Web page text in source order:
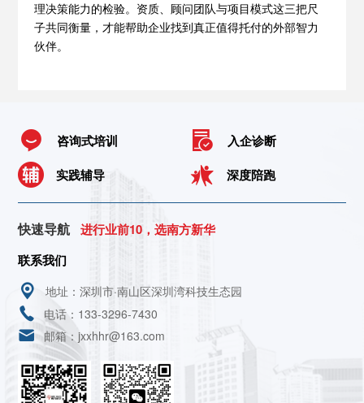
理决策能力的检验。资质、顾问团队与项目模式这三把尺
子共同衡量，才能帮助企业找到真正值得托付的外部智力
伙伴。
咨询式培训
入企诊断
实践辅导
深度陪跑
快速导航
进行业前10，选南方新华
联系我们
地址：深圳市·南山区深圳湾科技生态园
电话：133-3296-7430
邮箱：jxxhhr@163.com